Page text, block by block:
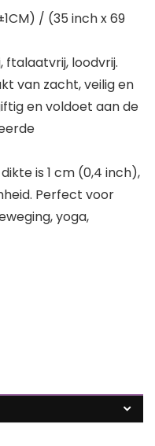
/ (35 inch x 69
ftalaatvrij, loodvrij.
van zacht, veilig en
en voldoet aan de
dikte is 1 cm (0,4 inch),
Perfect voor
yoga,